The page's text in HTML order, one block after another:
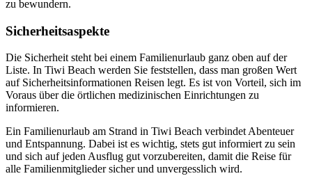
zu bewundern.
Sicherheitsaspekte
Die Sicherheit steht bei einem Familienurlaub ganz oben auf der
Liste. In Tiwi Beach werden Sie feststellen, dass man großen Wert
auf Sicherheitsinformationen Reisen legt. Es ist von Vorteil, sich im
Voraus über die örtlichen medizinischen Einrichtungen zu
informieren.
Ein Familienurlaub am Strand in Tiwi Beach verbindet Abenteuer
und Entspannung. Dabei ist es wichtig, stets gut informiert zu sein
und sich auf jeden Ausflug gut vorzubereiten, damit die Reise für
alle Familienmitglieder sicher und unvergesslich wird.